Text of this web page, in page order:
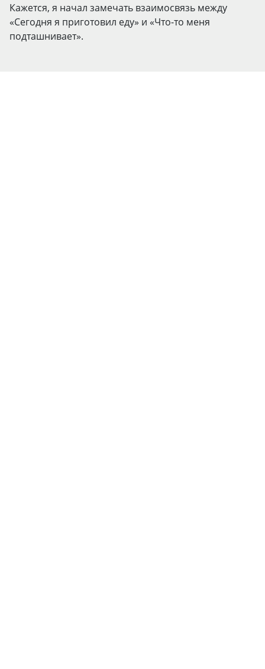
Кажется, я начал замечать взаимосвязь между
«Сегодня я приготовил еду» и «Что-то меня
подташнивает».